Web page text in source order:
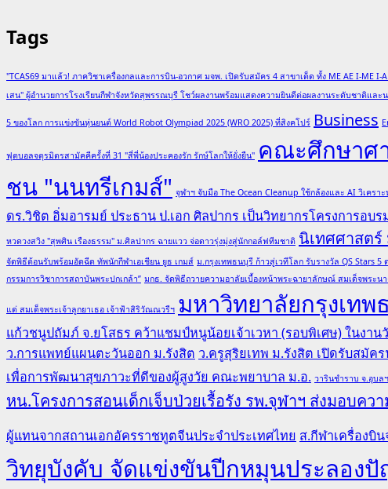
Tags
"TCAS69 มาแล้ว! ภาควิชาเครื่องกลและการบิน-อวกาศ มจพ. เปิดรับสมัคร 4 สาขาเด็ด ทั้ง ME AE I-ME I-
เสน" ผู้อำนวยการโรงเรียนกีฬาจังหวัดสุพรรณบุรี โชว์ผลงานพร้อมแสดงความยินดีต่อผลงานระดับชาติและ
5 ของโลก การแข่งขันหุ่นยนต์ World Robot Olympiad 2025 (WRO 2025) ที่สิงคโปร์ Business
ฟุตบอลจตุรมิตรสามัคคีครั้งที่ 31 "สี่พี่น้องประคองรัก รักษ์โลกให้ยั่งยืน" คณะศึกษาศ
ชน "นนทรีเกมส์" จุฬาฯ จับมือ The Ocean Cleanup ใช้กล้องและ AI วิเคร
ดร.วิชิต อิ่มอารมย์ ประธาน ป.เอก ศิลปากร เป็นวิทยากรโครงการอบ
หวดวงสวิง "สุพศิน เรืองธรรม" ม.ศิลปากร ฉายแวว จ่อดาวรุ่งมุ่งสู่นักกอล์ฟทีมชาติ นิเทศศาสตร์
จัดพิธีต้อนรับพร้อมอัดฉีด ทัพนักกีฬาเอเชียน ยูธ เกมส์ ม.กรุงเทพธนบุรี ก้าวสู่เวทีโลก รับรางวัล QS Stars
กรรมการวิชาการสถาบันพระปกเกล้า” มกธ. จัดพิธีถวายความอาลัยเบื้องหน้าพระฉายาลักษณ์ สมเด็จพระ
แด่ สมเด็จพระเจ้าลูกยาเธอ เจ้าฟ้าสิริวัณณวรีฯ มหาวิทยาลัยกรุงเทพ
แก้วชนูปถัมภ์ จ.ยโสธร คว้าแชมป์หนูน้อยเจ้าเวหา (รอบพิเศษ) ในงา
ว.การแพทย์แผนตะวันออก ม.รังสิต ว.ครูสุริยเทพ ม.รังสิต เปิดรับสมัค
เพื่อการพัฒนาสุขภาวะที่ดีของผู้สูงวัย คณะพยาบาล ม.อ. วารินชำราบ จ.อุบล
หน.โครงการสอนเด็กเจ็บป่วยเรื้อรัง รพ.จุฬาฯ ส่งมอบคว
ผู้แทนจากสถานเอกอัครราชทูตจีนประจำประเทศไทย ส.กีฬาเครื่องบิ
วิทยุบังคับ จัดแข่งขันปีกหมุนประลอง